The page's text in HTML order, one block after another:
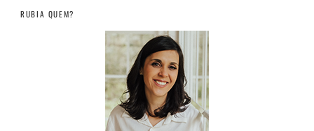
RUBIA QUEM?